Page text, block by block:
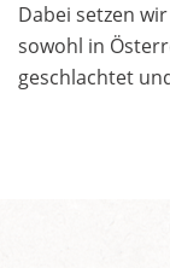
Dabei setzen
sowohl in
geschlachtet